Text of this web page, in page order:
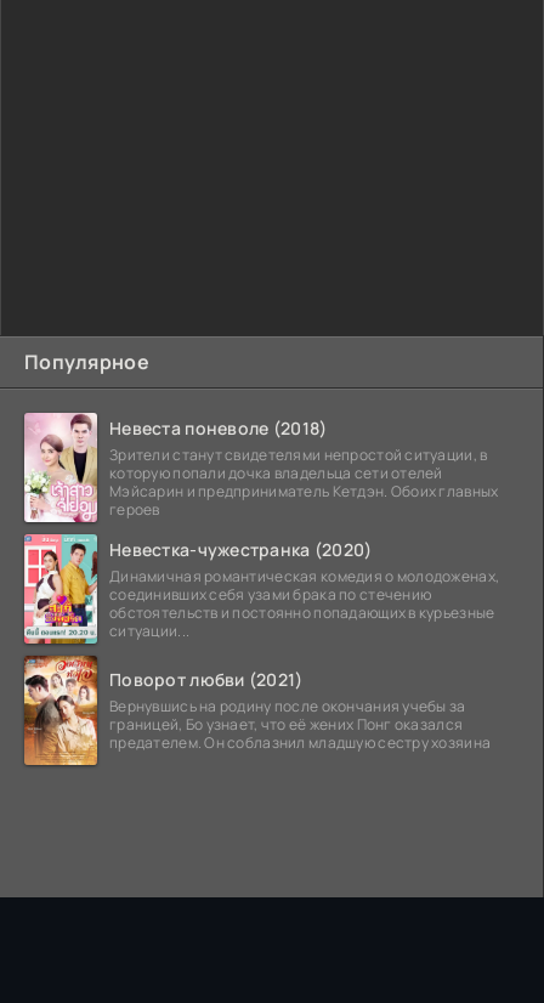
Популярное
Невеста поневоле (2018)
Зрители станут свидетелями непростой ситуации, в
которую попали дочка владельца сети отелей
Мэйсарин и предприниматель Кетдэн. Обоих главных
героев
Невестка-чужестранка (2020)
Динамичная романтическая комедия о молодоженах,
соединивших себя узами брака по стечению
обстоятельств и постоянно попадающих в курьезные
ситуации...
Поворот любви (2021)
Вернувшись на родину после окончания учебы за
границей, Бо узнает, что её жених Понг оказался
предателем. Он соблазнил младшую сестру хозяина